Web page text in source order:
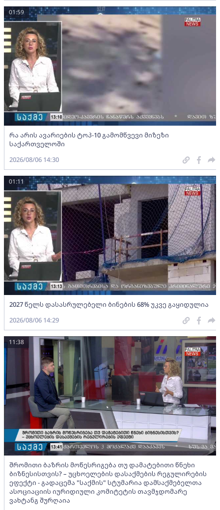
რა არის ავარიების ტოპ-10 გამომწვევი მიზეზი
საქართველოში
01:59
2026/08/06 14:30
2027 წელს დასასრულებელი ბინების 68% უკვე გაყიდულია
01:11
2026/08/06 14:29
შრომითი ბაზრის მოწესრიგება თუ დამატებითი წნეხი
ბიზნესისთვის? – უცხოელების დასაქმების რეგულირების
ეფექტი - გადაცემა "საქმის" სტუმარია დამსაქმებელთა
ასოციაციის იურიდიული კომიტეტის თავმჯდომარე
ვახტანგ შურღაია
11:38